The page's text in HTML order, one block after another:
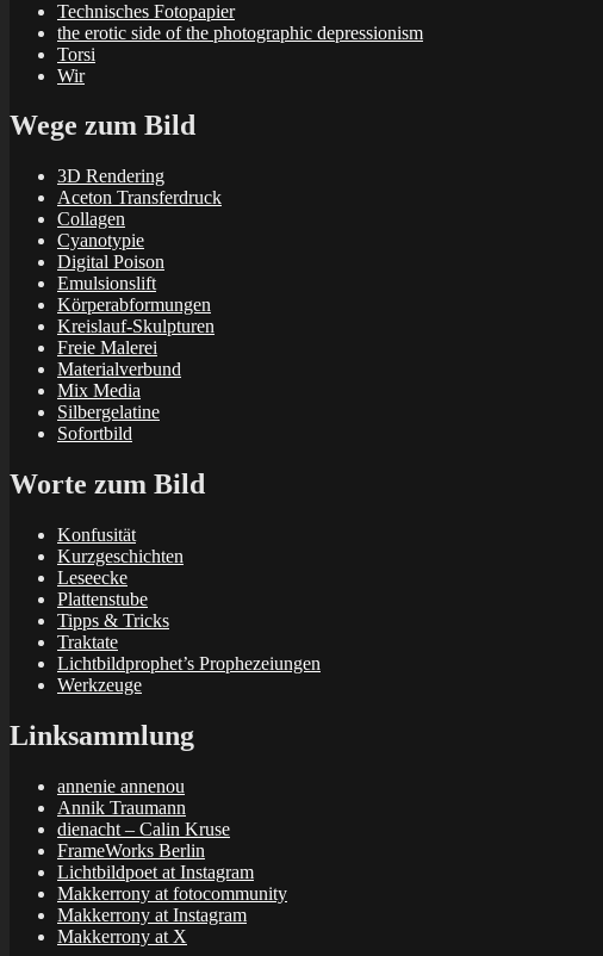
Technisches Fotopapier
the erotic side of the photographic depressionism
Torsi
Wir
Wege zum Bild
3D Rendering
Aceton Transferdruck
Collagen
Cyanotypie
Digital Poison
Emulsionslift
Körperabformungen
Kreislauf-Skulpturen
Freie Malerei
Materialverbund
Mix Media
Silbergelatine
Sofortbild
Worte zum Bild
Konfusität
Kurzgeschichten
Leseecke
Plattenstube
Tipps & Tricks
Traktate
Lichtbildprophet’s Prophezeiungen
Werkzeuge
Linksammlung
annenie annenou
Annik Traumann
dienacht – Calin Kruse
FrameWorks Berlin
Lichtbildpoet at Instagram
Makkerrony at fotocommunity
Makkerrony at Instagram
Makkerrony at X